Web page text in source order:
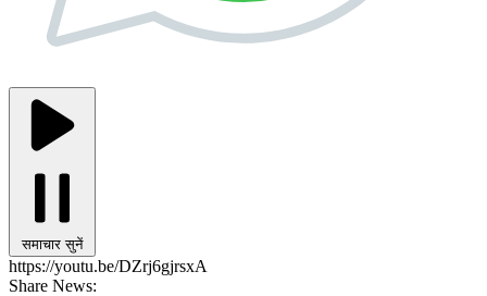
समाचार सुनें
https://youtu.be/DZrj6gjrsxA
Share News: